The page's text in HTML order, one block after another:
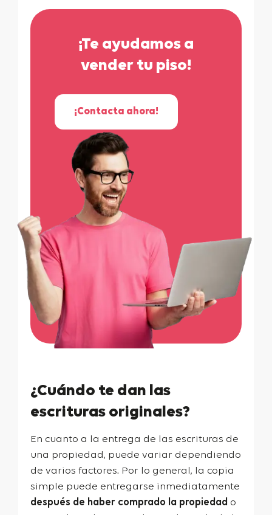
¡Te ayudamos a
vender tu piso!
¡Contacta ahora!
¿Cuándo te dan las
escrituras originales?
En cuanto a la entrega de las escrituras de
una propiedad, puede variar dependiendo
de varios factores. Por lo general, la copia
simple puede entregarse inmediatamente
después de haber comprado la propiedad o